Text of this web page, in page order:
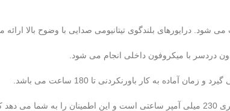
درایورهای بلندگوی تیتانیومی صدایی با وضوح بالا